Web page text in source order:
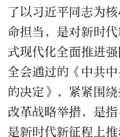
了以习近平同志为
命担当，是对新时
式现代化全面推进
全会通过的《中共
的决定》，紧紧围
改革战略举措，是
是新时代新征程上